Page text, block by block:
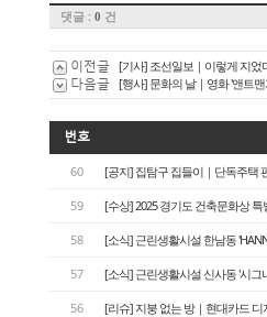
댓글 : 0 건
이전글 [기사] 조선일보｜이렇게 지
다음글 [행사] 문화의 날｜영화 '앤트
번호
60 [공지] 집탐구 집들이｜단독주택
59 [수상] 2025 경기도 건축문화상
58 [소식] 근린생활시설 한남동
57 [소식] 근린생활시설 신사동 '시그
56 [리슈] 지붕 없는 방｜현대카드 디